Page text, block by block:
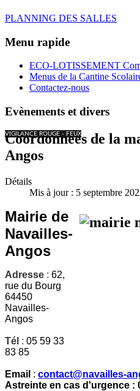
PLANNING DES SALLES
Menu rapide
ECO-LOTISSEMENT
Menus de la Cantine
Contactez-nous
Evènements et divers
VIGILANCE ROUGE - FEUX
Coordonnées de la
Angos
Détails
Mis à jour : 5 septembre
Mairie de
Navailles-
Angos
Adresse : 62,
rue du Bourg
64450
Navailles-
Angos
Tél : 05 59 33
83 85
Email : contact@navailles-
Astreinte en cas d'urgence :